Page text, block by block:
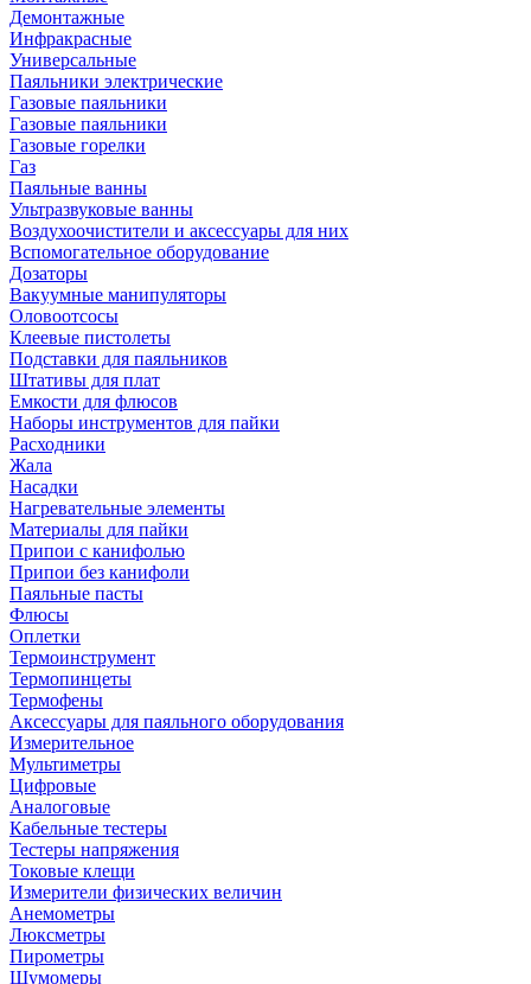
Демонтажные
Инфракрасные
Универсальные
Паяльники электрические
Газовые паяльники
Газовые паяльники
Газовые горелки
Газ
Паяльные ванны
Ультразвуковые ванны
Воздухоочистители и аксессуары для них
Вспомогательное оборудование
Дозаторы
Вакуумные манипуляторы
Оловоотсосы
Клеевые пистолеты
Подставки для паяльников
Штативы для плат
Емкости для флюсов
Наборы инструментов для пайки
Расходники
Жала
Насадки
Нагревательные элементы
Материалы для пайки
Припои с канифолью
Припои без канифоли
Паяльные пасты
Флюсы
Оплетки
Термоинструмент
Термопинцеты
Термофены
Аксессуары для паяльного оборудования
Измерительное
Мультиметры
Цифровые
Аналоговые
Кабельные тестеры
Тестеры напряжения
Токовые клещи
Измерители физических величин
Анемометры
Люксметры
Пирометры
Шумомеры